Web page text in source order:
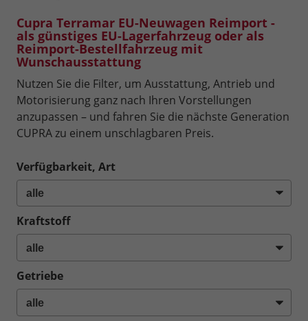
Cupra Terramar EU-Neuwagen Reimport -
als günstiges EU-Lagerfahrzeug oder als
Reimport-Bestellfahrzeug mit
Wunschausstattung
Nutzen Sie die Filter, um Ausstattung, Antrieb und
Motorisierung ganz nach Ihren Vorstellungen
anzupassen – und fahren Sie die nächste Generation
CUPRA zu einem unschlagbaren Preis.
Verfügbarkeit, Art
Kraftstoff
Getriebe